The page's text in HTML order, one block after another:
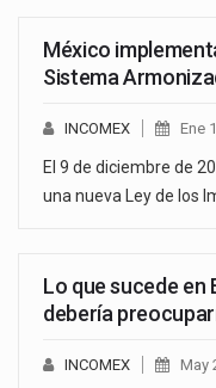
México
Sistema
INCOMEX Ene
El 9 de diciembre de
una nueva Ley de los
Lo que sucede en
debería
INCOMEX May